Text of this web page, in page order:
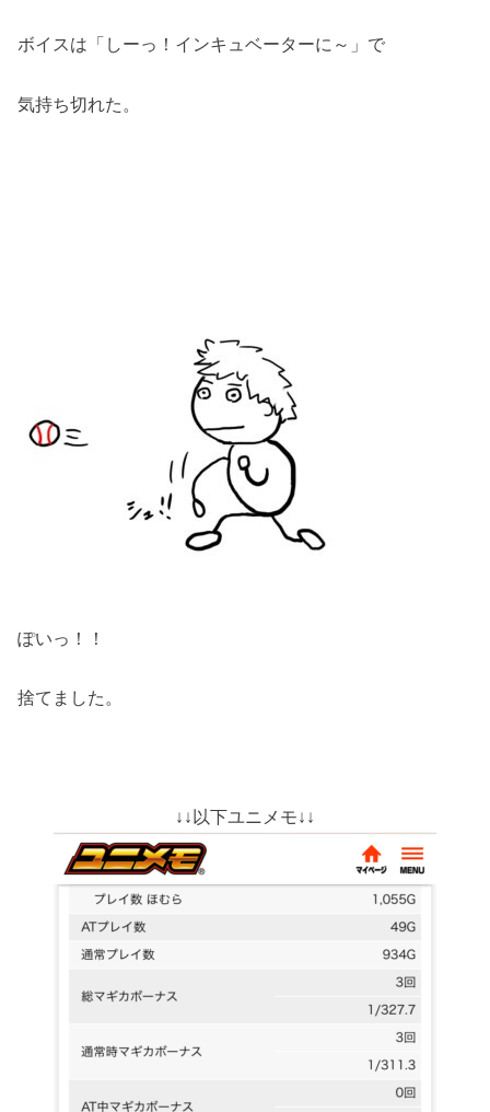
ボイスは「しーっ！インキュベーターに～」で
気持ち切れた。
ぽいっ！！
捨てました。
↓↓以下ユニメモ↓↓